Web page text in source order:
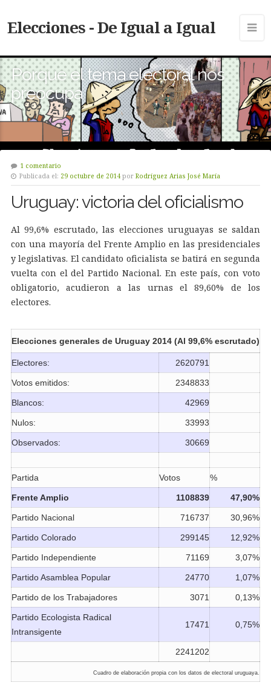
Elecciones - De Igual a Igual
Porque el tema electoral nos
preocupa
1 comentario
Publicada el: 29 octubre de 2014 por Rodríguez Arias José María
Uruguay: victoria del oficialismo
Al 99,6% escrutado, las elecciones uruguayas se saldan
con una mayoría del Frente Amplio en las presidenciales
y legislativas. El candidato oficialista se batirá en segunda
vuelta con el del Partido Nacional. En este país, con voto
obligatorio, acudieron a las urnas el 89,60% de los
electores.
Elecciones generales de Uruguay 2014 (Al 99,6% escrutado)
Electores: 2620791
Votos emitidos: 2348833
Blancos: 42969
Nulos: 33993
Observados: 30669
Partida Votos %
Frente Amplio 1108839 47,90%
Partido Nacional 716737 30,96%
Partido Colorado 299145 12,92%
Partido Independiente 71169 3,07%
Partido Asamblea Popular 24770 1,07%
Partido de los Trabajadores 3071 0,13%
Partido Ecologista Radical
Intransigente
17471 0,75%
2241202
Cuadro de elaboración propia con los datos de electoral uruguaya.